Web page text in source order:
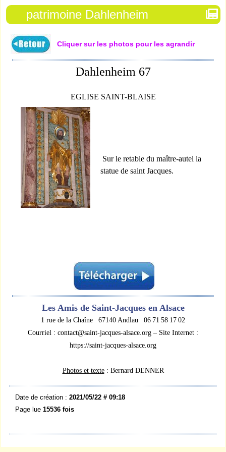
patrimoine Dahlenheim
Cliquer sur les photos pour les agrandir
Dahlenheim 67
EGLISE SAINT-BLAISE
Sur le retable du maître-autel la
statue de saint Jacques.
Les Amis de Saint-Jacques en Alsace
1 rue de la Chaîne 67140 Andlau 06 71 58 17 02
Courriel : contact@saint-jacques-alsace.org – Site Internet :
https://saint-jacques-alsace.org
Photos et texte: Bernard DENNER
Date de création : 2021/05/22 # 09:18
Page lue 15536 fois